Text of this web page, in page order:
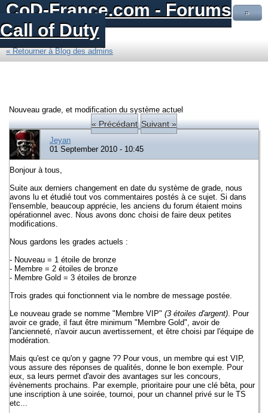
CoD-France.com - Forums
Call of Duty
»
« Retourner à Blog des admins
Nouveau grade, et modification du système actuel
« Précédant Suivant »
Jeyan
01 September 2010 - 10:45
Bonjour à tous,
Suite aux derniers changement en date du système de grade, nous
avons lu et étudié tout vos commentaires postés à ce sujet. Si dans
l'ensemble, beaucoup apprécie, les anciens du forum étaient moins
opérationnel avec. Nous avons donc choisi de faire deux petites
modifications.
Nous gardons les grades actuels :
- Nouveau = 1 étoile de bronze
- Membre = 2 étoiles de bronze
- Membre Gold = 3 étoiles de bronze
Trois grades qui fonctionnent via le nombre de message postée.
Le nouveau grade se nomme "Membre VIP" (3 étoiles d'argent). Pour
avoir ce grade, il faut être minimum "Membre Gold", avoir de
l'ancienneté, n'avoir aucun avertissement, et être choisi par l'équipe de
modération.
Mais qu'est ce qu'on y gagne ?? Pour vous, un membre qui est VIP,
vous assure des réponses de qualités, donne le bon exemple. Pour
eux, sa leurs permet d'avoir des avantages sur les concours,
évènements prochains. Par exemple, prioritaire pour une clé bêta, pour
une inscription à une soirée, tournoi, pour un channel privé sur le TS
etc...